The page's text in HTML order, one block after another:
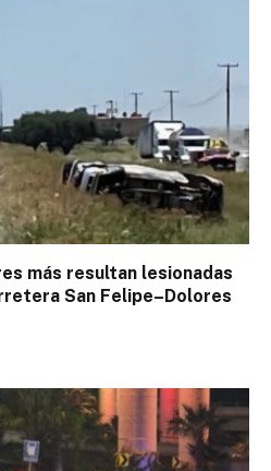
más resultan lesionadas
San Felipe–Dolores